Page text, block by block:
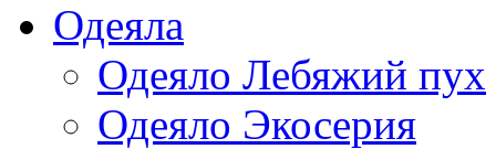
Одеяла
Одеяло Лебяжий пух
Одеяло Экосерия